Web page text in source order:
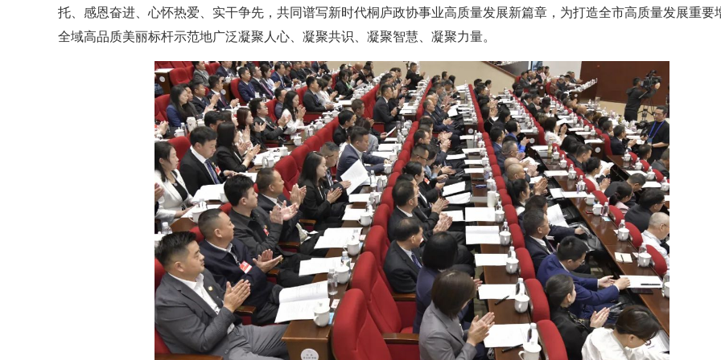
托、感恩奋进、心怀热爱、实干争先，共同谱写新时代桐庐政协事业高质量发展新篇章，为打造全市高质量发展重要
全域高品质美丽标杆示范地广泛凝聚人心、凝聚共识、凝聚智慧、凝聚力量。